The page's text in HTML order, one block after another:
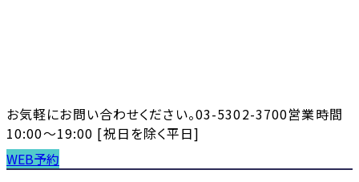
へ
ス
キ
ッ
ョ
ン
に
移
お気軽にお問い合わせください。03-5302-3700営業時間
10:00～19:00 [祝日を除く平日]
WEB予約